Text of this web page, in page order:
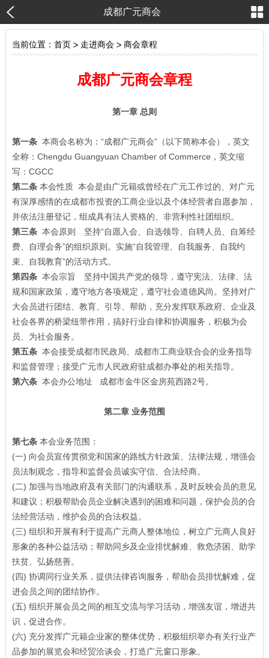
成都广元商会
当前位置： 首页 > 走进商会 > 商会章程
成都广元商会章程
第一章 总则
第一条 本商会名称为：“成都广元商会”（以下简称本会），英文
全称：Chengdu Guangyuan Chamber of Commerce，英文缩
写：CGCC
第二条 本会性质 本会是由广元籍或曾经在广元工作过的、对广元
有深厚感情的在成都市投资的工商企业以及个体经营者自愿参加，
并依法注册登记，组成具有法人资格的、非营利性社团组织。
第三条 本会原则 坚持“自愿入会、自选领导、自聘人员、自筹经
费、自理会务”的组织原则。实施“自我管理、自我服务、自我约
束、自我教育”的活动方式。
第四条 本会宗旨 坚持中国共产党的领导，遵守宪法、法律、法
规和国家政策，遵守地方各项规定，遵守社会道德风尚。坚持对广
大会员进行团结、教育、引导、帮助，充分发挥联系政府、企业及
社会各界的桥梁纽带作用，搞好行业自律和协调服务，积极为会
员、为社会服务。
第五条 本会接受成都市民政局、成都市工商业联合会的业务指导
和监督管理；接受广元市人民政府驻成都办事处的相关指导。
第六条 本会办公地址 成都市金牛区金房苑西路2号。
第二章 业务范围
第七条 本会业务范围：
(一) 向会员宣传贯彻党和国家的路线方针政策、法律法规，增强会
员法制观念，指导和监督会员诚实守信、合法经商。
(二) 加强与当地政府及有关部门的沟通联系，及时反映会员的意见
和建议；积极帮助会员企业解决遇到的困难和问题，保护会员的合
法经营活动，维护会员的合法权益。
(三) 组织和开展有利于提高广元商人整体地位，树立广元商人良好
形象的各种公益活动；帮助同乡及企业排忧解难、救危济困、助学
扶贫、弘扬慈善。
(四) 协调同行业关系，提供法律咨询服务，帮助会员排忧解难，促
进会员之间的团结协作。
(五) 组织开展会员之间的相互交流与学习活动，增强友谊，增进共
识，促进合作。
(六) 充分发挥广元籍企业家的整体优势，积极组织举办有关行业产
品参加的展览会和经贸洽谈会，打造广元窗口形象。